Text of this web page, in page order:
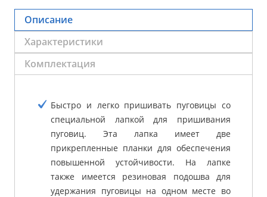
Описание
Характеристики
Комплектация
Быстро и легко пришивать пуговицы со
специальной лапкой для пришивания
пуговиц. Эта лапка имеет две
прикрепленные планки для обеспечения
повышенной устойчивости. На лапке
также имеется резиновая подошва для
удержания пуговицы на одном месте во